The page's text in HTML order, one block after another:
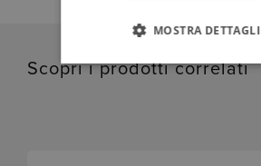
Scopri i prodotti correlati
MOSTRA DETTAGLI